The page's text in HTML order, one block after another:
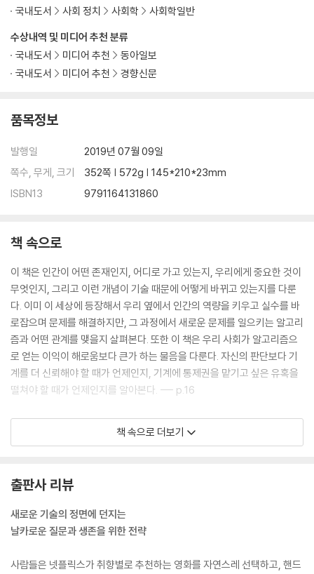
수상내역 및 미디어 추천 분류
국내도서
미디어 추천
동아일보
국내도서
미디어 추천 경향신문
국내도서
사회 정치 사회학 사회학일반
품목정보
발행일
2019년 07월 09일
쪽수, 무게, 크기
352쪽 | 572g | 145*210*23mm
ISBN13
9791164131860
책 속으로
이 책은 인간이 어떤 존재인지, 어디로 가고 있는지, 우리에게 중요한 것이
무엇인지, 그리고 이런 개념이 기술 때문에 어떻게 바뀌고 있는지를 다룬
다. 이미 이 세상에 등장해서 우리 옆에서 인간의 역량을 키우고 실수를 바
로잡으며 문제를 해결하지만, 그 과정에서 새로운 문제를 일으키는 알고리
즘과 어떤 관계를 맺을지 살펴본다. 또한 이 책은 우리 사회가 알고리즘으
로 얻는 이익이 해로움보다 큰가 하는 물음을 다룬다. 자신의 판단보다 기
계를 더 신뢰해야 할 때가 언제인지, 기계에 통제권을 맡기고 싶은 유혹을
떨쳐야 할 때가 언제인지를 알아본다. --- p.16
우리는 상황을 모 아니면 도로 보는 탓에 알고리즘을 전지전능한 통치자로
보거나, 쓸모없는 쓰레기 더미로 보는 성향이 있다. 그런데 이 성향이 첨단
스파로프의 실수를 교훈 삼아 인간의 결점을 인정하고, 우리가 본능적으로
보이는 반응에 의문을 던지며, 우리를 둘러싼 알고리즘에 어떤 감정을 갖
는지 더욱 주의 깊게 인식해야 한다. 다른 한편으로는 알고리즘을 무턱대
존재하는지 따져보아야 한다. 그래야만 알고리즘이 우리가 넘긴 힘을 손에
책 속으로 더보기
출판사 리뷰
새로운 기술의 정면에 던지는
날카로운 질문과 생존을 위한 전략
사람들은 넷플릭스가 취향별로 추천하는 영화를 자연스레 선택하고, 핸드